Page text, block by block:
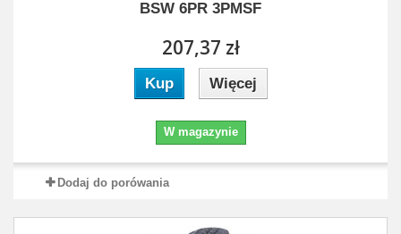
BSW 6PR 3PMSF
207,37 zł
Kup Więcej
W magazynie
Dodaj do porówania